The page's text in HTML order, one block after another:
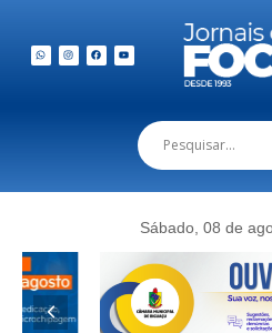
Sábado, 08 de